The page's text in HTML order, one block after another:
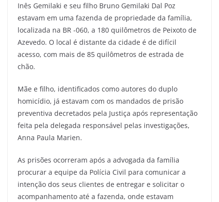
Inês Gemilaki e seu filho Bruno Gemilaki Dal Poz
estavam em uma fazenda de propriedade da família,
localizada na BR -060, a 180 quilômetros de Peixoto de
Azevedo. O local é distante da cidade é de difícil
acesso, com mais de 85 quilômetros de estrada de
chão.
Mãe e filho, identificados como autores do duplo
homicídio, já estavam com os mandados de prisão
preventiva decretados pela Justiça após representação
feita pela delegada responsável pelas investigações,
Anna Paula Marien.
As prisões ocorreram após a advogada da família
procurar a equipe da Polícia Civil para comunicar a
intenção dos seus clientes de entregar e solicitar o
acompanhamento até a fazenda, onde estavam